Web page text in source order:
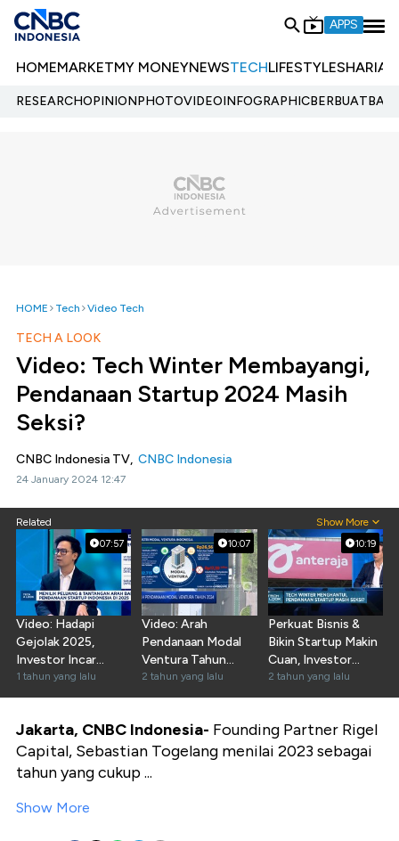
APPS
HOMEMARKETMY MONEYNEWSTECHLIFESTYLESHARIA
RESEARCHOPINIONPHOTOVIDEOINFOGRAPHIC
HOME Tech Video Tech
TECH A LOOK
Video: Tech Winter Membayangi,
Pendanaan Startup 2024 Masih
Seksi?
CNBC Indonesia TV, CNBC Indonesia
24 January 2024 12:47
Related Show More
07:57
Video: Hadapi
Gejolak 2025,
Investor Incar
Startup Lokal di 4
Sektor
1 tahun yang lalu
10:07
Video: Arah
Pendanaan Modal
Ventura Tahun
2024
2 tahun yang lalu
10:19
Perkuat Bisnis &
Bikin Startup Makin
Cuan, Investor
Punya Cara Apa?
2 tahun yang lalu
Jakarta, CNBC Indonesia- Founding Partner Rigel
Capital, Sebastian Togelang menilai 2023 sebagai
tahun yang cukup ...
Show More